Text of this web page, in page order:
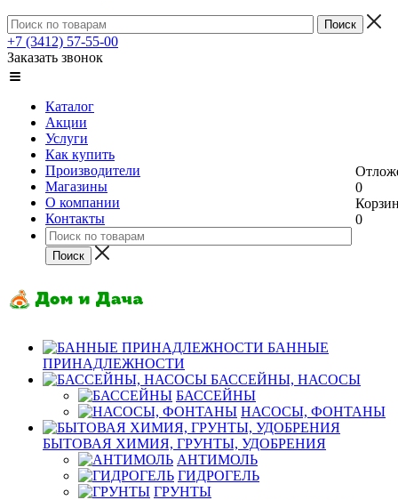
+7 (3412) 57-55-00
Заказать звонок
Каталог
Акции
Услуги
Как купить
Производители
Магазины
О компании
Контакты
0
0
БАННЫЕ
ПРИНАДЛЕЖНОСТИ
БАССЕЙНЫ, НАСОСЫ
БАССЕЙНЫ
НАСОСЫ, ФОНТАНЫ
БЫТОВАЯ ХИМИЯ, ГРУНТЫ, УДОБРЕНИЯ
АНТИМОЛЬ
ГИДРОГЕЛЬ
ГРУНТЫ